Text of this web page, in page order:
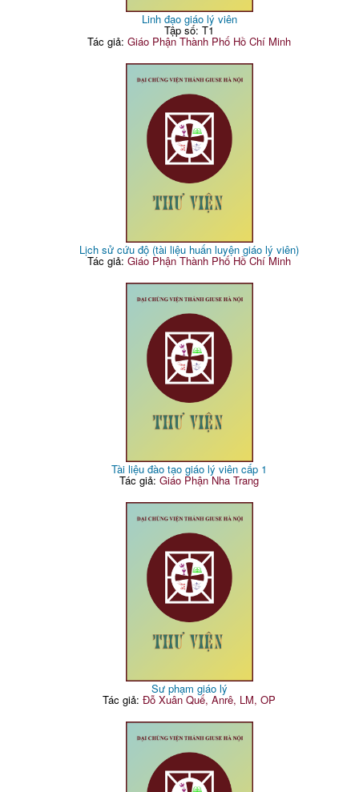
Linh đạo giáo lý viên
Tập số: T1
Tác giả:Giáo Phận Thành Phố Hồ Chí Minh
Lịch sử cứu độ (tài liệu huấn luyện giáo lý viên)
Tác giả:Giáo Phận Thành Phố Hồ Chí Minh
Tài liệu đào tạo giáo lý viên cấp 1
Tác giả:Giáo Phận Nha Trang
Sư phạm giáo lý
Tác giả:Đỗ Xuân Quế, Anrê, LM, OP